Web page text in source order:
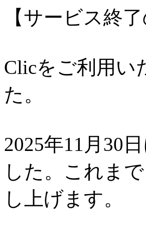
【サービス終
Clicをご利用い
た。
2025年11月30
した。これま
し上げます。